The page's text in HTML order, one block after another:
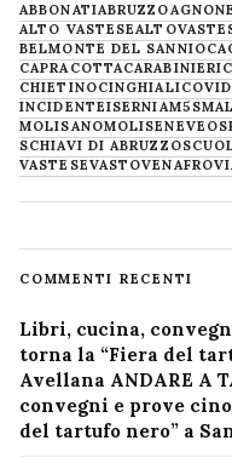
ABBONATIABRUZZO
ALTO VASTESE
BELMONTE DEL SANNIO
CAPRACOTTACARABINIERI
CHIETINOCINGHIALI
INCIDENTEISERNIAM5S
MOLISANOMOLISENEVE
SCHIAVI DI ABRUZZO
VASTESEVASTOVENAFRO
COMMENTI RECENTI
Libri, cucina,
torna la “Fiera del
Avellana ANDARE A
convegni e prove
del tartufo nero” a